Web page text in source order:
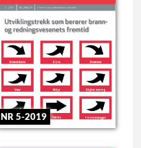
NR 5-2019